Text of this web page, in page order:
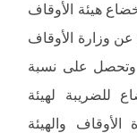
هيئة الأوقاف
عن وزارة الأوقاف
وتحصل على نسبة
للضريبة لهيئة
والهيئة